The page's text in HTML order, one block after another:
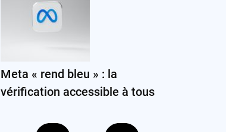
Meta « rend bleu » : la
vérification accessible à tous